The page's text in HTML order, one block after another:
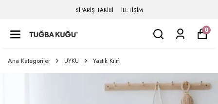
SİPARİŞ TAKİBİ İLETİŞİM
0
Ana Kategoriler UYKU Yastık Kılıfı